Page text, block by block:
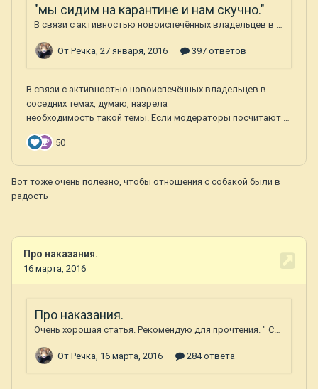
Вот тоже очень полезно, чтобы отношения с собакой были в
радость